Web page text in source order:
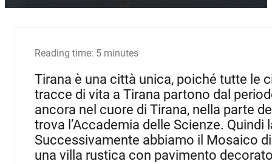
Reading time: 5 minutes
Tirana è una città unica, poiché tutte le
tracce di vita a Tirana partono dal
ancora nel cuore di Tirana, nella parte
trova l’Accademia delle Scienze. Quindi
Successivamente abbiamo il Mosaico
una villa rustica con pavimento